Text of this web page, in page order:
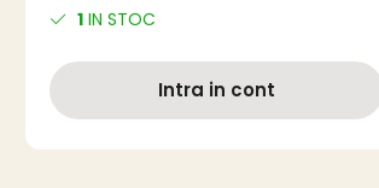
1 IN STOC
Intra in cont